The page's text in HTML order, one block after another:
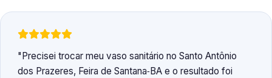
Precisei trocar meu vaso sanitário no Santo Antônio
dos Prazeres, Feira de Santana‑BA e o resultado foi